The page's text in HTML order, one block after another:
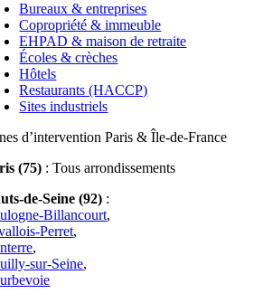
Bureaux & entreprises
Copropriété & immeuble
EHPAD & maison de retraite
Écoles & crèches
Hôtels
Restaurants (HACCP)
Sites industriels
d’intervention Paris & Île-de-France
(75) : Tous arrondissements
de-Seine (92) :
Billancourt,
Perret,
,
sur-Seine,